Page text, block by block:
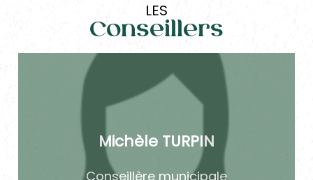
LES
Conseillers
Michèle TURPIN
Conseillère municipale